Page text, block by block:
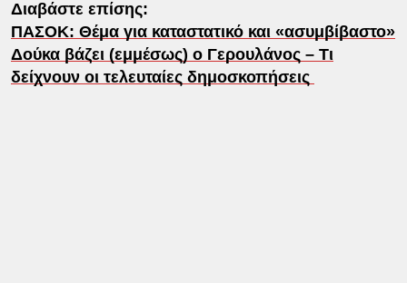
Διαβάστε επίσης:
ΠΑΣΟΚ: Θέμα για καταστατικό και «ασυμβίβαστο»
Δούκα βάζει (εμμέσως) ο Γερουλάνος – Τι
δείχνουν οι τελευταίες δημοσκοπήσεις